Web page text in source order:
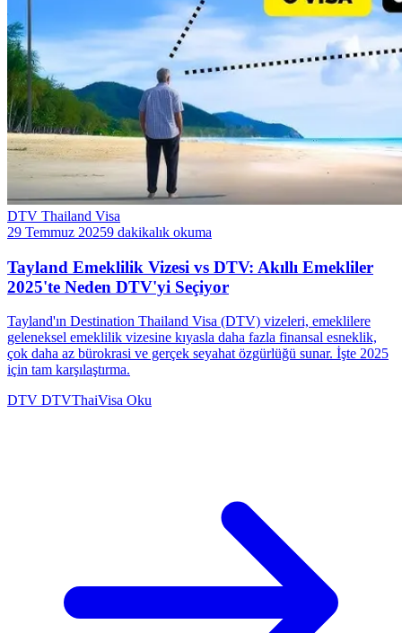
DTV Thailand Visa
29 Temmuz 20259 dakikalık okuma
Tayland Emeklilik Vizesi vs DTV: Akıllı Emekliler
2025'te Neden DTV'yi Seçiyor
Tayland'ın Destination Thailand Visa (DTV) vizeleri, emeklilere
geleneksel emeklilik vizesine kıyasla daha fazla finansal esneklik,
çok daha az bürokrasi ve gerçek seyahat özgürlüğü sunar. İşte 2025
için tam karşılaştırma.
DTV DTVThaiVisa Oku